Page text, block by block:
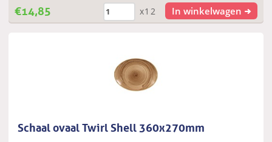
€14,85 x12 In winkelwagen
Schaal ovaal Twirl Shell 360x270mm